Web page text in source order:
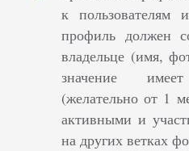
к пользователям
профиль должен
владельце (имя,
значение
(желательно от 1
активными и
на других ветках